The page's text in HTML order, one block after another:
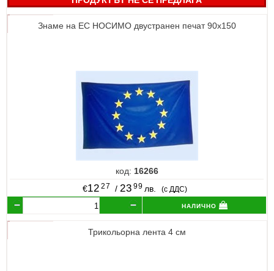
Знаме на ЕС НОСИМО двустранен печат 90х150
код: 16266
€12 27 / 23 99 лв. (с ДДС)
налично
Трикольорна лента 4 см